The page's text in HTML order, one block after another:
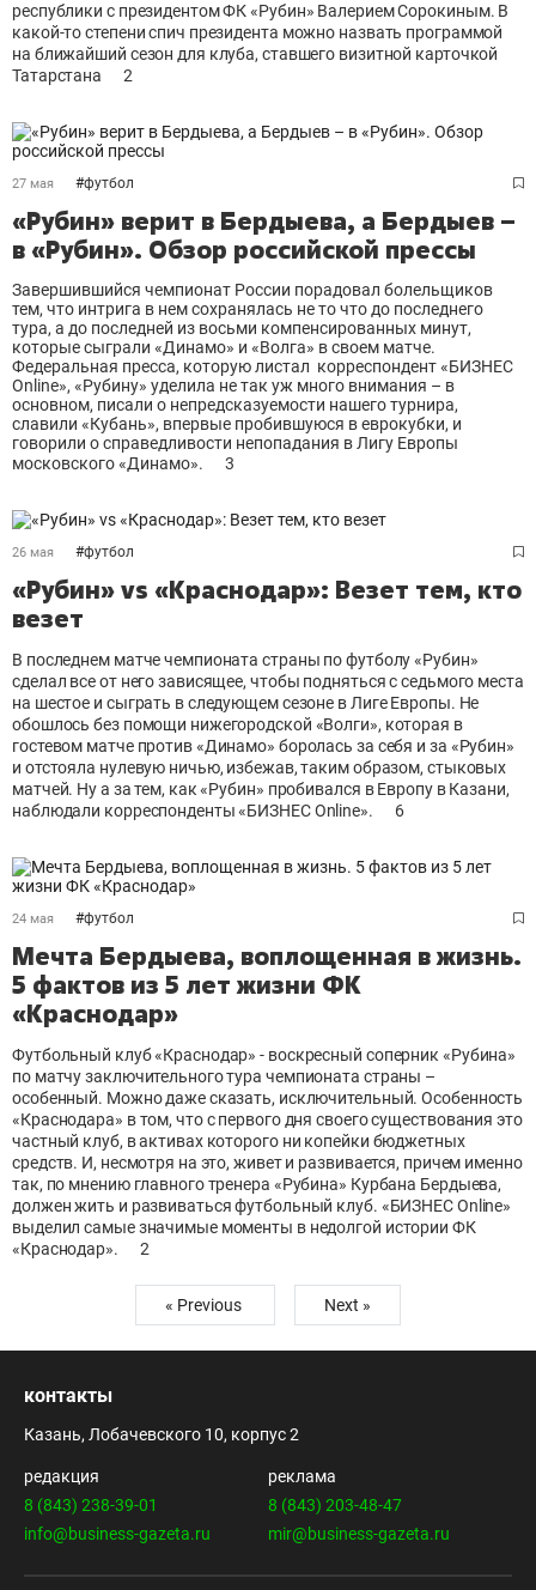
республики с президентом ФК «Рубин» Валерием Сорокиным. В
какой-то степени спич президента можно назвать программой
на ближайший сезон для клуба, ставшего визитной карточкой
Татарстана
2
27 мая #футбол
«Рубин» верит в Бердыева, а Бердыев –
в «Рубин». Обзор российской прессы
Завершившийся чемпионат России порадовал болельщиков
тем, что интрига в нем сохранялась не то что до последнего
тура, а до последней из восьми компенсированных минут,
которые сыграли «Динамо» и «Волга» в своем матче.
Федеральная пресса, которую листал корреспондент «БИЗНЕС
Online», «Рубину» уделила не так уж много внимания – в
основном, писали о непредсказуемости нашего турнира,
славили «Кубань», впервые пробившуюся в еврокубки, и
говорили о справедливости непопадания в Лигу Европы
московского «Динамо».
3
26 мая #футбол
«Рубин» vs «Краснодар»: Везет тем, кто
везет
В последнем матче чемпионата страны по футболу «Рубин»
сделал все от него зависящее, чтобы подняться с седьмого места
на шестое и сыграть в следующем сезоне в Лиге Европы. Не
обошлось без помощи нижегородской «Волги», которая в
гостевом матче против «Динамо» боролась за себя и за «Рубин»
и отстояла нулевую ничью, избежав, таким образом, стыковых
матчей. Ну а за тем, как «Рубин» пробивался в Европу в Казани,
наблюдали корреспонденты «БИЗНЕС Online».
6
24 мая #футбол
Мечта Бердыева, воплощенная в жизнь.
5 фактов из 5 лет жизни ФК
«Краснодар»
Футбольный клуб «Краснодар» - воскресный соперник «Рубина»
по матчу заключительного тура чемпионата страны –
особенный. Можно даже сказать, исключительный. Особенность
«Краснодара» в том, что с первого дня своего существования это
частный клуб, в активах которого ни копейки бюджетных
средств. И, несмотря на это, живет и развивается, причем именно
так, по мнению главного тренера «Рубина» Курбана Бердыева,
должен жить и развиваться футбольный клуб. «БИЗНЕС Online»
выделил самые значимые моменты в недолгой истории ФК
«Краснодар».
2
« Previous Next »
контакты
Казань, Лобачевского 10, корпус 2
редакция
8 (843) 238-39-01
info@business-gazeta.ru
реклама
8 (843) 203-48-47
mir@business-gazeta.ru